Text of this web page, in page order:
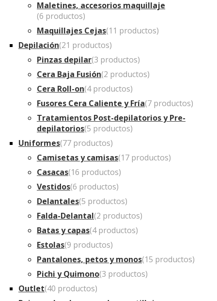
Maletines, accesorios maquillaje
(6 productos)
Maquillajes Cejas(11 productos)
Depilación(21 productos)
Pinzas depilar(3 productos)
Cera Baja Fusión(2 productos)
Cera Roll-on(4 productos)
Fusores Cera Caliente y Fría(7 productos)
Tratamientos Post-depilatorios y Pre-
depilatorios(5 productos)
Uniformes(77 productos)
Camisetas y camisas(17 productos)
Casacas(16 productos)
Vestidos(6 productos)
Delantales(5 productos)
Falda-Delantal(2 productos)
Batas y capas(4 productos)
Estolas(9 productos)
Pantalones, petos y monos(15 productos)
Pichi y Quimono(3 productos)
Outlet(40 productos)